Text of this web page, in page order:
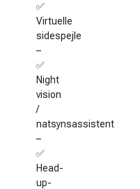
✅
Virtuelle
sidespejle
–
✅
Night
vision
/
natsynsassistent
–
✅
Head-
up-